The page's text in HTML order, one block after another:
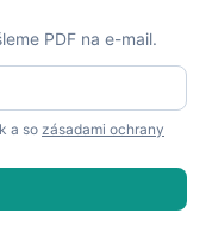
PDF na e-mail.
a so zásadami ochrany